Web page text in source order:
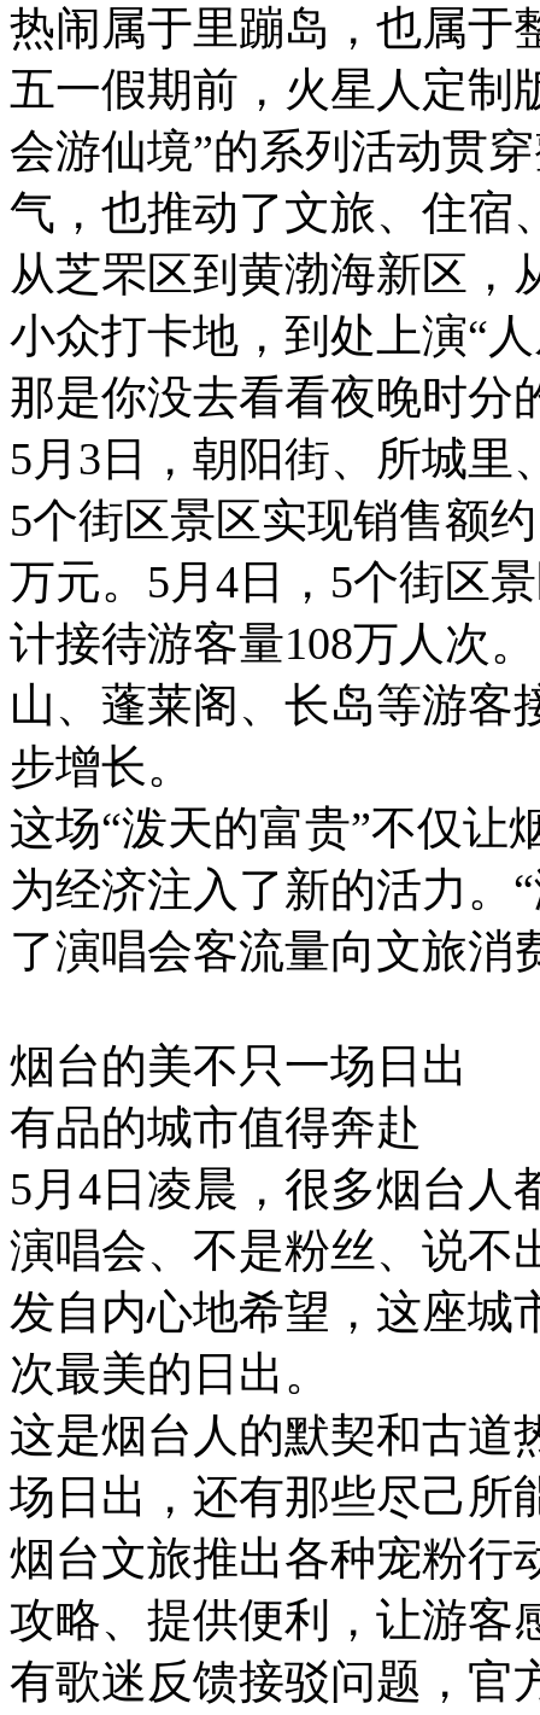
热闹属于里蹦岛，也属于
五一假期前，火星人定制
会游仙境”的系列活动贯
气，也推动了文旅、住宿
从芝罘区到黄渤海新区，
小众打卡地，到处上演“
那是你没去看看夜晚时分
5月3日，朝阳街、所城里
5个街区景区实现销售额
万元。5月4日，5个街区
计接待游客量108万人次
山、蓬莱阁、长岛等游客
步增长。
这场“泼天的富贵”不仅让
为经济注入了新的活力。
了演唱会客流量向文旅消
烟台的美不只一场日出
有品的城市值得奔赴
5月4日凌晨，很多烟台人
演唱会、不是粉丝、说不
发自内心地希望，这座城
次最美的日出。
这是烟台人的默契和古道
场日出，还有那些尽己所
烟台文旅推出各种宠粉行
攻略、提供便利，让游客
有歌迷反馈接驳问题，官